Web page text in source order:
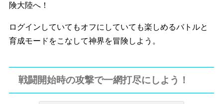
険大陸へ！
ログインしていてもオフにしていても楽しめるバトルと
育成モード をこなして神界を冒険しよう。
戦闘開始時の攻撃で一網打尽にしよう！